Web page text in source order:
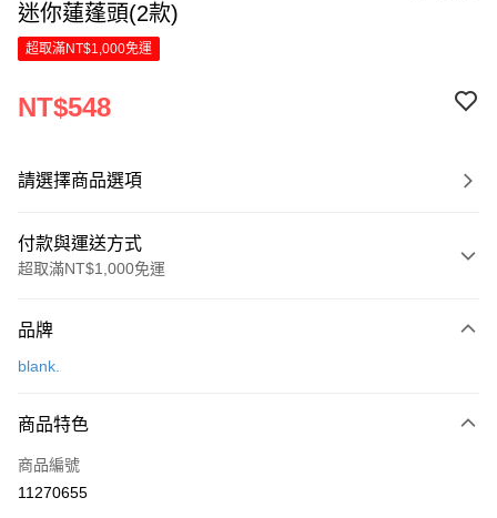
迷你蓮蓬頭(2款)
超取滿NT$1,000免運
NT$548
請選擇商品選項
付款與運送方式
超取滿NT$1,000免運
信用卡一次付款
Apple Pay
街口支付
品牌
blank.
商品特色
商品編號
11270655